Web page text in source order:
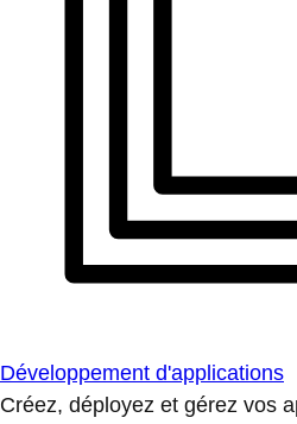
Développement d'applications
Créez, déployez et gérez vos